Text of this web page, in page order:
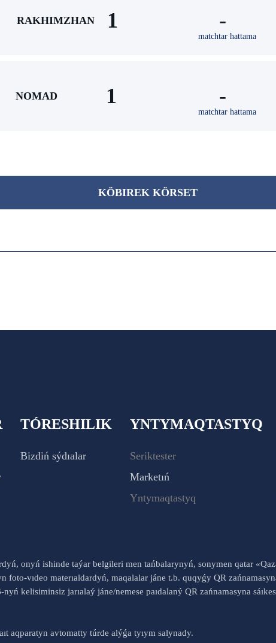
RAKHIMZHAN 1 -
matchtar hattama
NOMAD 1 -
matchtar hattama
KÖBІREK KÖRSET
TÓRESHILIK
Bizdiń sýdıalar
YNTYMAQTASTYQ
Seriktester
Marketıń
Yntymaqtastyq
onyń ishinde taýar belgileri men tańbalarynyń, sonymen qatar
vıdeo materıaldardyń, maqalalar jáne t.b. quqyǵy QR
kelisiminsiz jarıalaý jáne/nemese paıdalaný QR zańnamasyna
aqparatyn avtomatty túrde alýǵa tyıym salynady.